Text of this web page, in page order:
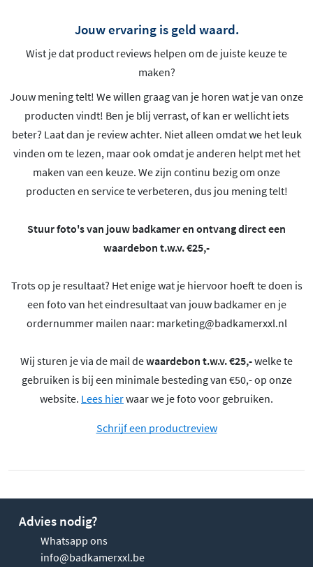
Jouw ervaring is geld waard.
Wist je dat product reviews helpen om de juiste keuze te
maken?
Jouw mening telt! We willen graag van je horen wat je van onze
producten vindt! Ben je blij verrast, of kan er wellicht iets
beter? Laat dan je review achter. Niet alleen omdat we het leuk
vinden om te lezen, maar ook omdat je anderen helpt met het
maken van een keuze. We zijn continu bezig om onze
producten en service te verbeteren, dus jou mening telt!
Stuur foto's van jouw badkamer en ontvang direct een
waardebon t.w.v. €25,-
Trots op je resultaat? Het enige wat je hiervoor hoeft te doen is
een foto van het eindresultaat van jouw badkamer en je
ordernummer mailen naar: marketing@badkamerxxl.nl
Wij sturen je via de mail dewaardebon t.w.v. €25,-welke te
gebruiken is bij een minimale besteding van €50,- op onze
website. Lees hierwaar we je foto voor gebruiken.
Schrijf een productreview
Advies nodig?
Whatsapp ons
info@badkamerxxl.be